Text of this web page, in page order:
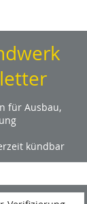
für Ausbau,
kündbar